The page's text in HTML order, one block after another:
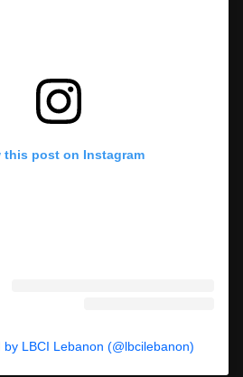
this post on Instagram
by LBCI Lebanon (@lbcilebanon)